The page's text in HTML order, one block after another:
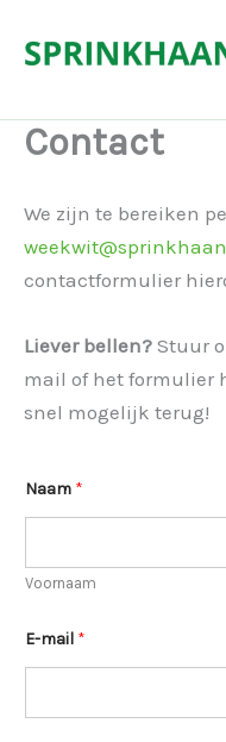
naar
inhoud
Contact
We zijn te bereiken
contactformulier
Liever bellen? Stuur
mail of het formulier
snel mogelijk terug!
f
c
t
e
Naam *
Voornaam
E-mail *